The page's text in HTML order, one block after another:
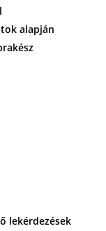
alapján
lekérdezések